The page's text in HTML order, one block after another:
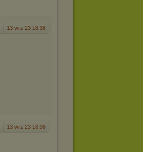
13 wrz 23 18:38
13 wrz 23 18:38